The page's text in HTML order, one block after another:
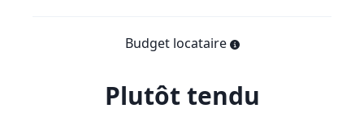
Budget locataire
Plutôt tendu